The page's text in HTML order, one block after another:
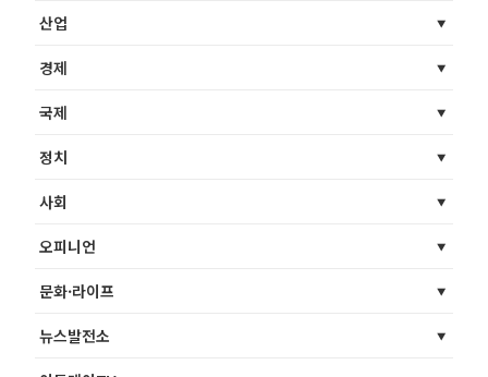
산업
경제
국제
정치
사회
오피니언
문화·라이프
뉴스발전소